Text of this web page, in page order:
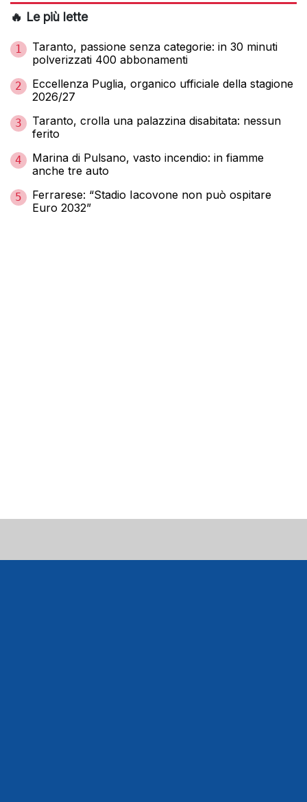
🔥 Le più lette
1
Taranto, passione senza categorie: in 30 minuti
polverizzati 400 abbonamenti
2
Eccellenza Puglia, organico ufficiale della stagione
2026/27
3
Taranto, crolla una palazzina disabitata: nessun
ferito
4
Marina di Pulsano, vasto incendio: in fiamme
anche tre auto
5
Ferrarese: “Stadio Iacovone non può ospitare
Euro 2032”